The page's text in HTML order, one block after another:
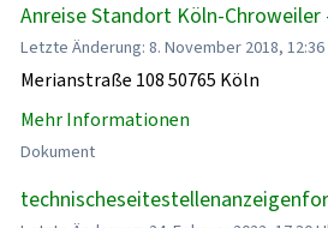
Anreise Standort Köln-Chroweiler
Letzte Änderung: 8. November 2018, 12:36
Merianstraße 108 50765 Köln
Mehr Informationen
Dokument